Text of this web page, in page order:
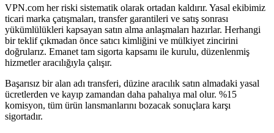
VPN.com her riski sistematik olarak ortadan kaldırır. Yasal ekibimiz
ticari marka çatışmaları, transfer garantileri ve satış sonrası
yükümlülükleri kapsayan satın alma anlaşmaları hazırlar. Herhangi
bir teklif çıkmadan önce satıcı kimliğini ve mülkiyet zincirini
doğrularız. Emanet tam sigorta kapsamı ile kurulu, düzenlenmiş
hizmetler aracılığıyla çalışır.
Başarısız bir alan adı transferi, düzine aracılık satın almadaki yasal
ücretlerden ve kayıp zamandan daha pahalıya mal olur. %15
komisyon, tüm ürün lansmanlarını bozacak sonuçlara karşı
sigortadır.